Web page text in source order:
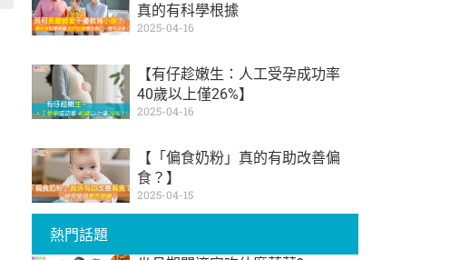
真的有科學根據
2025-04-16
【有仔趁嫩生：人工受孕成功率
40歲以上僅26%】
2025-04-16
【「偏食奶粉」真的有助改善偏
食？】
2025-04-15
熱門話題